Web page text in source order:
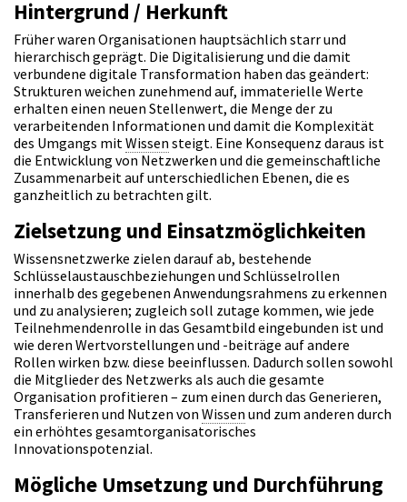
Hintergrund / Herkunft
Früher waren Organisationen hauptsächlich starr und
hierarchisch geprägt. Die Digitalisierung und die damit
verbundene digitale Transformation haben das geändert:
Strukturen weichen zunehmend auf, immaterielle Werte
erhalten einen neuen Stellenwert, die Menge der zu
verarbeitenden Informationen und damit die Komplexität
des Umgangs mitWissen steigt. Eine Konsequenz daraus ist
die Entwicklung von Netzwerken und die gemeinschaftliche
Zusammenarbeit auf unterschiedlichen Ebenen, die es
ganzheitlich zu betrachten gilt.
Zielsetzung und Einsatzmöglichkeiten
Wissensnetzwerke zielen darauf ab, bestehende
Schlüsselaustauschbeziehungen und Schlüsselrollen
innerhalb des gegebenen Anwendungsrahmens zu erkennen
und zu analysieren; zugleich soll zutage kommen, wie jede
Teilnehmendenrolle in das Gesamtbild eingebunden ist und
wie deren Wertvorstellungen und -beiträge auf andere
Rollen wirken bzw. diese beeinflussen. Dadurch sollen sowohl
die Mitglieder des Netzwerks als auch die gesamte
Organisation profitieren – zum einen durch das Generieren,
Transferieren und Nutzen von Wissen und zum anderen durch
ein erhöhtes gesamtorganisatorisches
Innovationspotenzial.
Mögliche Umsetzung und Durchführung